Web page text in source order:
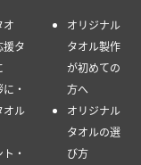
オ
援タ
・
オル
・
オリジナル
タオル製作
が初めての
方へ
オリジナル
タオルの選
び方